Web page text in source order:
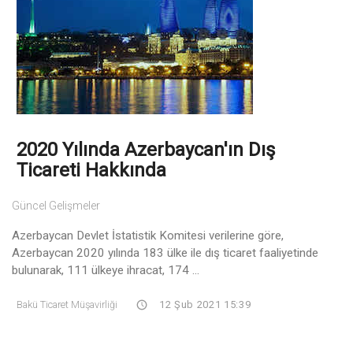
2020 Yılında Azerbaycan'ın Dış
Ticareti Hakkında
Güncel Gelişmeler
Azerbaycan Devlet İstatistik Komitesi verilerine göre,
Azerbaycan 2020 yılında 183 ülke ile dış ticaret faaliyetinde
bulunarak, 111 ülkeye ihracat, 174 ...
Bakü Ticaret Müşavirliği 12 Şub 2021 15:39